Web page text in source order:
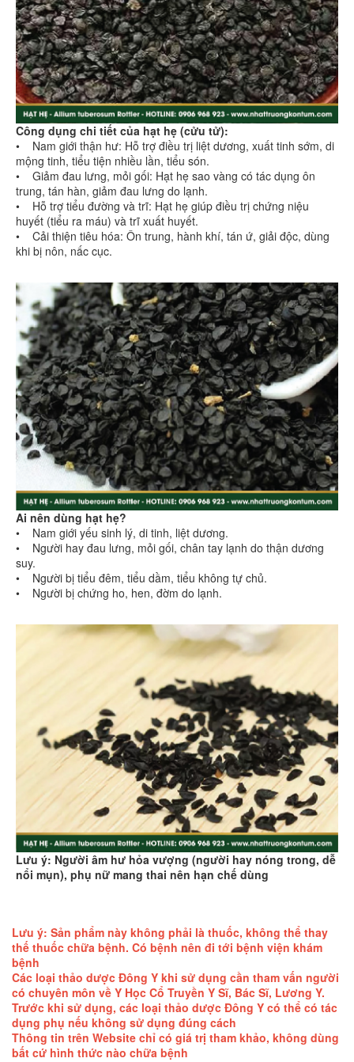
Công dụng chi tiết của hạt hẹ (cửu tử):
• Nam giới thận hư: Hỗ trợ điều trị liệt dương, xuất tinh sớm, di
mộng tinh, tiểu tiện nhiều lần, tiểu són.
• Giảm đau lưng, mỏi gối: Hạt hẹ sao vàng có tác dụng ôn
trung, tán hàn, giảm đau lưng do lạnh.
• Hỗ trợ tiểu đường và trĩ: Hạt hẹ giúp điều trị chứng niệu
huyết (tiểu ra máu) và trĩ xuất huyết.
• Cải thiện tiêu hóa: Ôn trung, hành khí, tán ứ, giải độc, dùng
khi bị nôn, nấc cục.
Ai nên dùng hạt hẹ?
• Nam giới yếu sinh lý, di tinh, liệt dương.
• Người hay đau lưng, mỏi gối, chân tay lạnh do thận dương
suy.
• Người bị tiểu đêm, tiểu dầm, tiểu không tự chủ.
• Người bị chứng ho, hen, đờm do lạnh.
Lưu ý: Người âm hư hỏa vượng (người hay nóng trong, dễ
nổi mụn), phụ nữ mang thai nên hạn chế dùng
Lưu ý: Sản phẩm này không phải là thuốc, không thể thay
thế thuốc chữa bệnh. Có bệnh nên đi tới bệnh viện khám
bệnh
Các loại thảo dược Đông Y khi sử dụng cần tham vấn người
có chuyên môn về Y Học Cổ Truyền Y Sĩ, Bác Sĩ, Lương Y.
Trước khi sử dụng, các loại thảo dược Đông Y có thể có tác
dụng phụ nếu không sử dụng đúng cách
Thông tin trên Website chỉ có giá trị tham khảo, không dùng
bất cứ hình thức nào chữa bệnh